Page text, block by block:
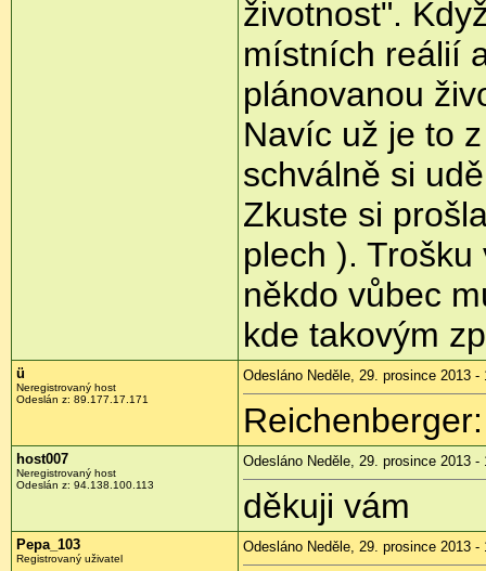
životnost".
místních reálií
plánovanou
Navíc už je to
schválně si
Zkuste si
plech ). Trošku
někdo vůbec
kde takovým
ü
Neregistrovaný host
Odeslán z: 89.177.17.171
Odesláno Neděle, 29. prosince 2013 -
host007
Neregistrovaný host
Odeslán z: 94.138.100.113
Odesláno Neděle, 29. prosince 2013 -
děkuji vám
Pepa_103
Registrovaný uživatel
Odesláno Neděle, 29. prosince 2013 -